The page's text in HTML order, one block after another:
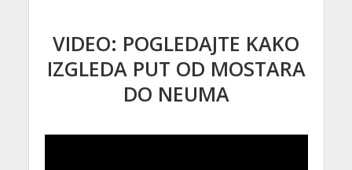
VIDEO: POGLEDAJTE KAKO
IZGLEDA PUT OD MOSTARA
DO NEUMA